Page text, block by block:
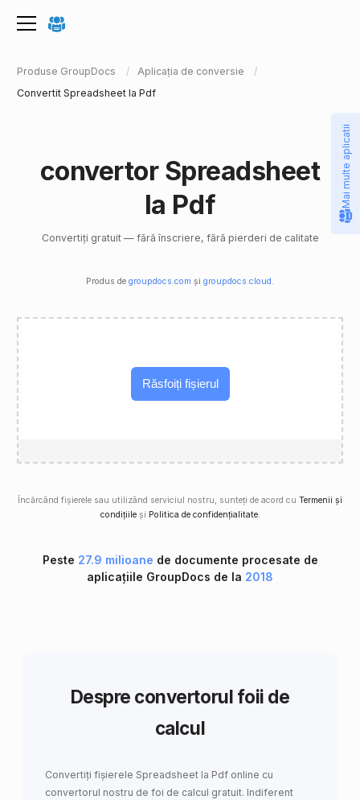
Produse GroupDocs
Aplicația de conversie
Convertit Spreadsheet la Pdf
convertor Spreadsheet
la Pdf
Convertiți gratuit — fără înscriere, fără pierderi de calitate
Produs de groupdocs.com și groupdocs.cloud .
Răsfoiți fișierul
Încărcând fișierele sau utilizând serviciul nostru, sunteți de acord cu Termenii și
condițiileși Politica de confidențialitate.
Peste 27.9 milioane de documente procesate de
aplicațiile GroupDocs de la 2018
Despre convertorul foii de
calcul
Convertiți fișierele Spreadsheet la Pdf online cu
convertorul nostru de foi de calcul gratuit. Indiferent
Mai multe aplicatii